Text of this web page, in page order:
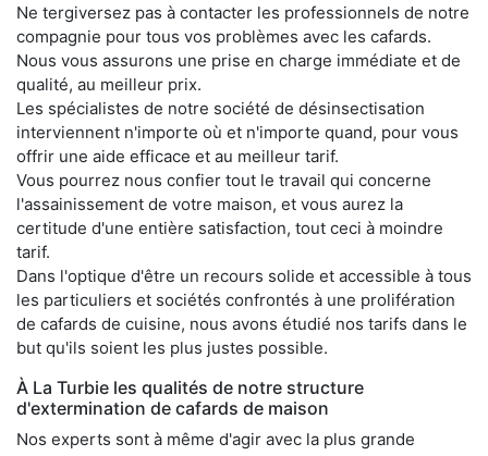
Ne tergiversez pas à contacter les professionnels de notre
compagnie pour tous vos problèmes avec les cafards.
Nous vous assurons une prise en charge immédiate et de
qualité, au meilleur prix.
Les spécialistes de notre société de désinsectisation
interviennent n'importe où et n'importe quand, pour vous
offrir une aide efficace et au meilleur tarif.
Vous pourrez nous confier tout le travail qui concerne
l'assainissement de votre maison, et vous aurez la
certitude d'une entière satisfaction, tout ceci à moindre
tarif.
Dans l'optique d'être un recours solide et accessible à tous
les particuliers et sociétés confrontés à une prolifération
de cafards de cuisine, nous avons étudié nos tarifs dans le
but qu'ils soient les plus justes possible.
À La Turbie les qualités de notre structure
d'extermination de cafards de maison
Nos experts sont à même d'agir avec la plus grande